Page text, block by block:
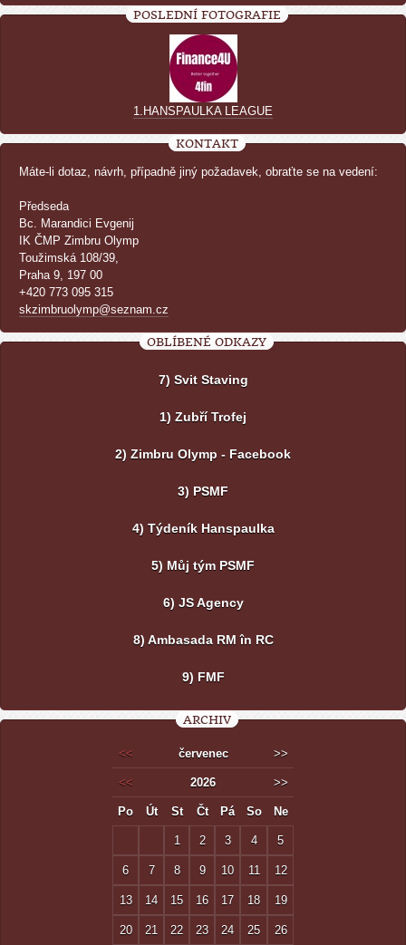
POSLEDNÍ FOTOGRAFIE
1.HANSPAULKA LEAGUE
KONTAKT
Máte-li dotaz, návrh, případně jiný požadavek, obraťte se na vedení:
Předseda
Bc. Marandici Evgenij
IK ČMP Zimbru Olymp
Toužimská 108/39,
Praha 9, 197 00
+420 773 095 315
skzimbruolymp@seznam.cz
OBLÍBENÉ ODKAZY
7) Svit Staving
1) Zubří Trofej
2) Zimbru Olymp - Facebook
3) PSMF
4) Týdeník Hanspaulka
5) Můj tým PSMF
6) JS Agency
8) Ambasada RM în RC
9) FMF
ARCHIV
<< červenec >>
<< 2026 >>
Po Út St Čt Pá So Ne
1 2 3 4 5
6 7 8 9 10 11 12
13 14 15 16 17 18 19
20 21 22 23 24 25 26